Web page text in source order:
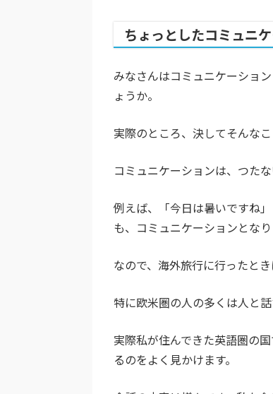
ちょっとしたコミュニ
みなさんはコミュニケーショ
ょうか。
実際のところ、決してそんなこ
コミュニケーションは、つた
例えば、「今日は暑いですね
も、コミュニケーションとなり
なので、海外旅行に行ったと
特に欧米圏の人の多くは人と
実際私が住んできた英語圏の
るのをよく見かけます。